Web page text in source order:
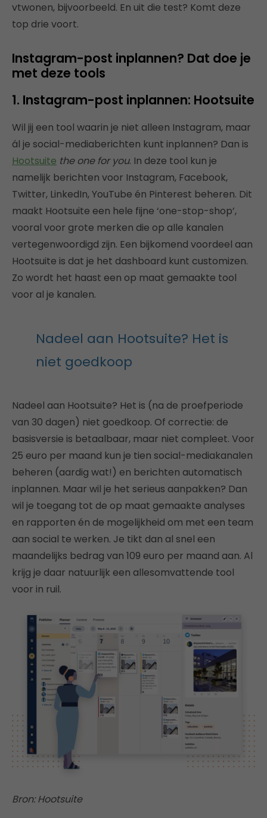
vtwonen, bijvoorbeeld. En uit die test? Komt deze
top drie voort.
Instagram-post inplannen? Dat doe je
met deze tools
1. Instagram-post inplannen: Hootsuite
Wil jij een tool waarin je niet alleen Instagram, maar
ál je social-mediaberichten kunt inplannen? Dan is
Hootsuite the one for you. In deze tool kun je
namelijk berichten voor Instagram, Facebook,
Twitter, LinkedIn, YouTube én Pinterest beheren. Dit
maakt Hootsuite een hele fijne ‘one-stop-shop’,
vooral voor grote merken die op alle kanalen
vertegenwoordigd zijn. Een bijkomend voordeel aan
Hootsuite is dat je het dashboard kunt customizen.
Zo wordt het haast een op maat gemaakte tool
voor al je kanalen.
Nadeel aan Hootsuite? Het is
niet goedkoop
Nadeel aan Hootsuite? Het is (na de proefperiode
van 30 dagen) niet goedkoop. Of correctie: de
basisversie is betaalbaar, maar niet compleet. Voor
25 euro per maand kun je tien social-mediakanalen
beheren (aardig wat!) en berichten automatisch
inplannen. Maar wil je het serieus aanpakken? Dan
wil je toegang tot de op maat gemaakte analyses
en rapporten én de mogelijkheid om met een team
aan social te werken. Je tikt dan al snel een
maandelijks bedrag van 109 euro per maand aan. Al
krijg je daar natuurlijk een allesomvattende tool
voor in ruil.
Bron: Hootsuite